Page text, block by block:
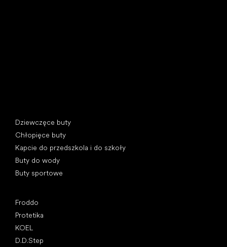
Dziewczęce buty
Chłopięce buty
Kapcie do przedszkola i do szkoły
Buty do wody
Buty sportowe
Froddo
Protetika
KOEL
D.D.Step